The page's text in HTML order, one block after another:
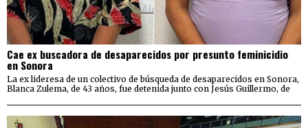
Cae ex buscadora de desaparecidos por presunto feminicidio
en Sonora
La ex lideresa de un colectivo de búsqueda de desaparecidos en Sonora,
Blanca Zulema, de 43 años, fue detenida junto con Jesús Guillermo, de